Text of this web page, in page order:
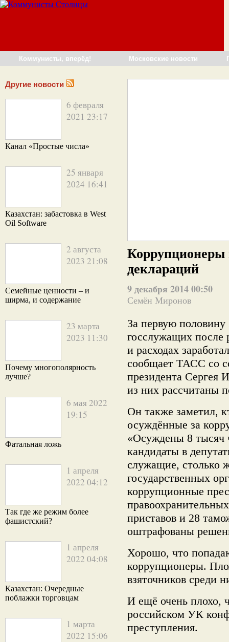
Коммунисты, вперёд! Московские новости
Другие новости
6 февраля
2021 23:17
Канал «Простые числа»
25 января
2024 16:41
Казахстан: забастовка в West
Oil Software
2 августа
2023 21:08
Семейные ценности – и
ширма, и содержание
23 марта
2023 11:30
Почему многополярность
лучше?
6 мая 2022
19:15
Фатальная ложь
1 апреля
2022 04:12
Так где же режим более
фашистский?
1 апреля
2022 04:08
Казахстан: Очередные
поблажки торговцам
1 марта
2022 15:06
Коррупционеры
деклараций
9 декабря 2014 00:50
Семён Миронов
За первую половину
госслужащих после
и расходах
сообщает ТАСС со
президента Сергея
из них рассчитаны
Он также заметил,
осуждённые за
«Осуждены 8 тысяч
кандидаты в
служащие, столько
государственных
коррупционные
приставов и 28
оштрафованы
Хорошо, что
коррупционеры.
взяточников среди
И ещё очень плохо,
российском УК
преступления.